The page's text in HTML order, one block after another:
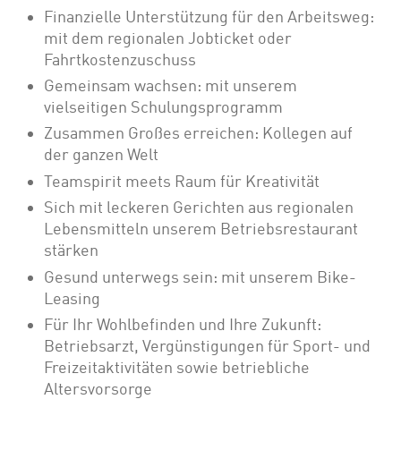
Finanzielle Unterstützung für den Arbeitsweg:
mit dem regionalen Jobticket oder
Fahrtkostenzuschuss
Gemeinsam wachsen: mit unserem
vielseitigen Schulungsprogramm
Zusammen Großes erreichen: Kollegen auf
der ganzen Welt
Teamspirit meets Raum für Kreativität
Sich mit leckeren Gerichten aus regionalen
Lebensmitteln unserem Betriebsrestaurant
stärken
Gesund unterwegs sein: mit unserem Bike-
Leasing
Für Ihr Wohlbefinden und Ihre Zukunft:
Betriebsarzt, Vergünstigungen für Sport- und
Freizeitaktivitäten sowie betriebliche
Altersvorsorge